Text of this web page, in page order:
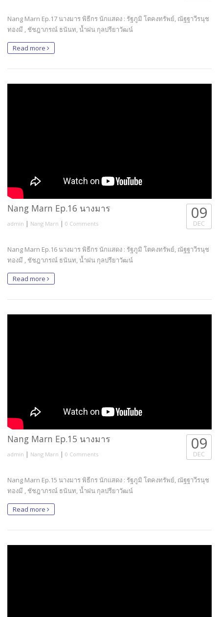
Nang Marn Ep.17 นางมาร พิธีกร นักแสดง : รัฐภูมิ โตคงทรัพย์, ณัฐฐาวีรนุช
ทองมี , ชัชฎาภรณ์ ธนันท, น้ำฝน กุลปรียาวัฒน์
Read more
Nang Marn Ep.16 นางมาร
admin | Nang Marn | 0 Comments
09
DEC
Nang Marn Ep.16 นางมาร พิธีกร นักแสดง : รัฐภูมิ โตคงทรัพย์, ณัฐฐาวีรนุช
ทองมี , ชัชฎาภรณ์ ธนันท, น้ำฝน กุลปรียาวัฒน์
Read more
Nang Marn Ep.15 นางมาร
admin | Nang Marn | 0 Comments
09
DEC
Nang Marn Ep.15 นางมาร พิธีกร นักแสดง : รัฐภูมิ โตคงทรัพย์, ณัฐฐาวีรนุช
ทองมี , ชัชฎาภรณ์ ธนันท, น้ำฝน กุลปรียาวัฒน์
Read more